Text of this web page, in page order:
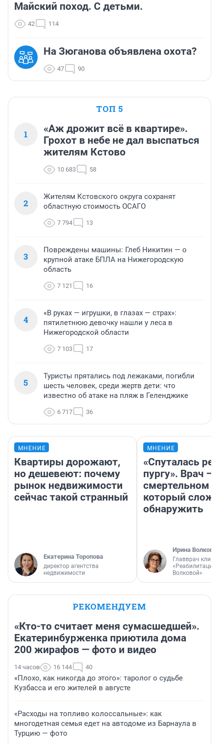
Майский поход. С детьми.
42 114
На Зюганова объявлена охота?
47 90
ТОП 5
1
«Аж дрожит всё в квартире».
Грохот в небе не дал выспаться
жителям Кстово
10 683 58
2
Жителям Кстовского округа сохранят
областную стоимость ОСАГО
7 794 13
3
Повреждены машины: Глеб Никитин — о
крупной атаке БПЛА на Нижегородскую
область
7 121 16
4
«В руках — игрушки, в глазах — страх»:
пятилетнюю девочку нашли у леса в
Нижегородской области
7 103 17
5
Туристы прятались под лежаками, погибли
шесть человек, среди жертв дети: что
известно об атаке на пляж в Геленджике
6 717 36
МНЕНИЕ
Квартиры дорожают,
но дешевеют: почему
рынок недвижимости
сейчас такой странный
Екатерина Торопова
директор агентства
недвижимости
МНЕНИЕ
«Спуталась
пургу». Врач —
смертельном
который
обнаружить
Ирина Волкова
Главврач
«Реабилитация
Волковой»
РЕКОМЕНДУЕМ
«Кто-то считает меня сумасшедшей».
Екатеринбурженка приютила дома
200 жирафов — фото и видео
14 часов 16 144 40
«Плохо, как никогда до этого»: таролог о судьбе
Кузбасса и его жителей в августе
«Расходы на топливо колоссальные»: как
многодетная семья едет на автодоме из Барнаула в
Турцию — фото